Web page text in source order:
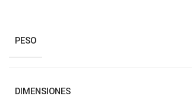
PESO
DIMENSIONES